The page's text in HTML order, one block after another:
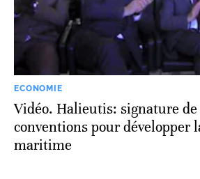
ECONOMIE
Vidéo. Halieutis: signature
conventions pour développer
maritime